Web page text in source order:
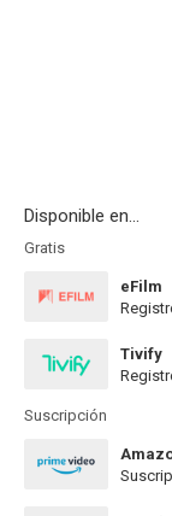
Disponible en...
Gratis
eFilm
Tivify
Suscripción